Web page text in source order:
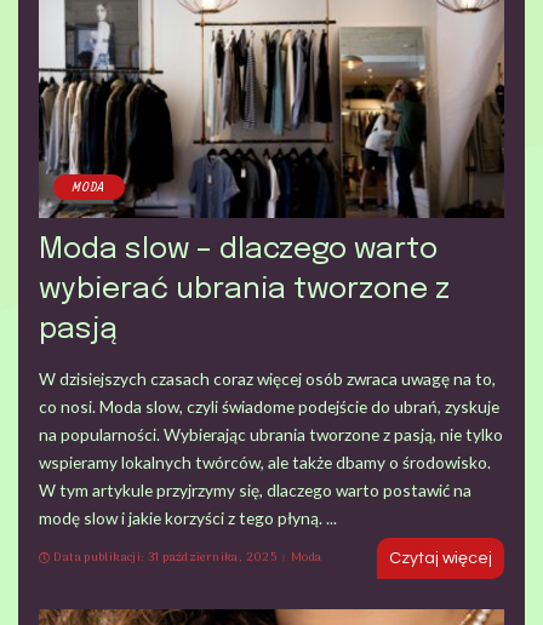
MODA
Moda slow – dlaczego warto
wybierać ubrania tworzone z
pasją
W dzisiejszych czasach coraz więcej osób zwraca uwagę na to,
co nosi. Moda slow, czyli świadome podejście do ubrań, zyskuje
na popularności. Wybierając ubrania tworzone z pasją, nie tylko
wspieramy lokalnych twórców, ale także dbamy o środowisko.
W tym artykule przyjrzymy się, dlaczego warto postawić na
modę slow i jakie korzyści z tego płyną. ...
Data publikacji: 31 października, 2025
Moda Czytaj więcej